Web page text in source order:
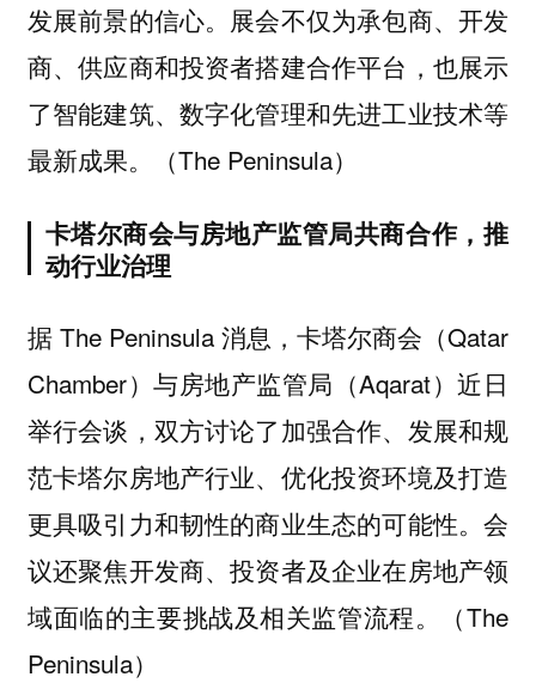
发展前景的信心。展会不仅为承包商、开发
商、供应商和投资者搭建合作平台，也展示
了智能建筑、数字化管理和先进工业技术等
最新成果。（The Peninsula）
卡塔尔商会与房地产监管局共商合作，推
动行业治理
据 The Peninsula 消息，卡塔尔商会（Qatar
Chamber）与房地产监管局（Aqarat）近日
举行会谈，双方讨论了加强合作、发展和规
范卡塔尔房地产行业、优化投资环境及打造
更具吸引力和韧性的商业生态的可能性。会
议还聚焦开发商、投资者及企业在房地产领
域面临的主要挑战及相关监管流程。（The
Peninsula）